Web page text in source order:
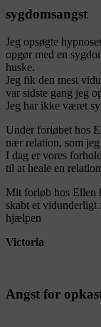
sygdomsangst
Jeg opsøgte
opgør med en
huske.
Jeg fik den mest
var sidste gang jeg
Jeg har ikke været
Under forløbet hos
nær relation, som
I dag er vores
til at heale en
Mit forløb hos Ellen
skabt et
hjælpen
Victoria
Angst for